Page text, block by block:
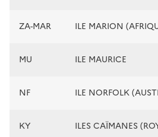
ZA-MAR ILE MARION
MU ILE MAURICE
NF ILE NORFOLK
KY ILES CAÏMANES